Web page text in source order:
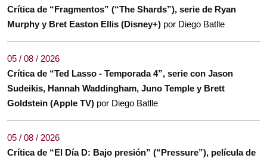
Crítica de “Fragmentos” (“The Shards”), serie de Ryan
Murphy y Bret Easton Ellis (Disney+) por Diego Batlle
05 / 08 / 2026
Crítica de “Ted Lasso - Temporada 4”, serie con Jason
Sudeikis, Hannah Waddingham, Juno Temple y Brett
Goldstein (Apple TV) por Diego Batlle
05 / 08 / 2026
Crítica de “El Día D: Bajo presión” (“Pressure”), película de